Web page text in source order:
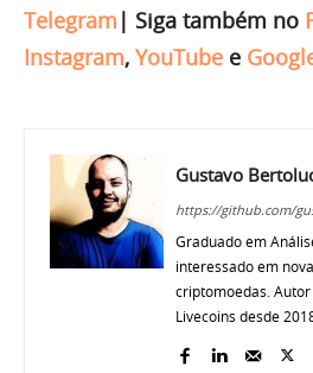
Telegram | Siga também no
Instagram, YouTube e
Gustavo
https://github.com/
Graduado em
interessado em
criptomoedas.
Livecoins desde